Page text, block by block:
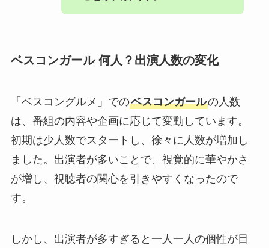
ベスコンガール 何人？出演人数の変化
「ベスコングルメ」でのベスコンガールの人数
は、番組の内容や企画に応じて変動しています。
初期は少人数でスタートし、徐々に人数が増加し
ました。出演者が多いことで、視覚的に華やかさ
が増し、視聴者の関心を引きやすくなったので
す。
しかし、出演者が多すぎると一人一人の個性が目